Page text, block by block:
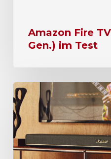
Amazon Fire
Gen.) im Test